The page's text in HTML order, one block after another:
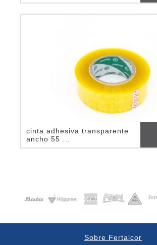
cinta adhesiva transparente
ancho 55 ...
Sobre Fertalcor